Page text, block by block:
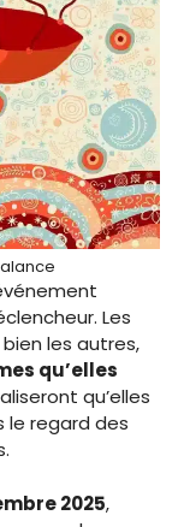
Les
les autres,
qu’elles
qu’elles
regard des
2025,